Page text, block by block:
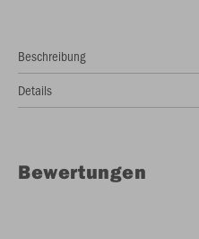
Beschreibung
Details
Bewertungen